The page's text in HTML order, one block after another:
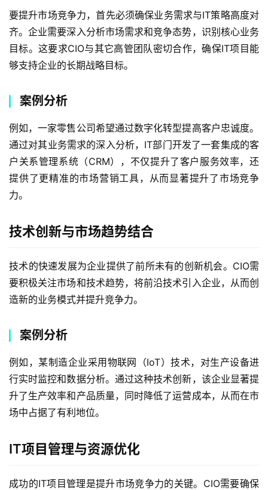
要提升市场竞争力，首先必须确保业务需求与IT策略高度对
齐。企业需要深入分析市场需求和竞争态势，识别核心业务
目标。这要求CIO与其它高管团队密切合作，确保IT项目能
够支持企业的长期战略目标。
案例分析
例如，一家零售公司希望通过数字化转型提高客户忠诚度。
通过对其业务需求的深入分析，IT部门开发了一套集成的客
户关系管理系统（CRM），不仅提升了客户服务效率，还
提供了更精准的市场营销工具，从而显著提升了市场竞争
力。
技术创新与市场趋势结合
技术的快速发展为企业提供了前所未有的创新机会。CIO需
要积极关注市场和技术趋势，将前沿技术引入企业，从而创
造新的业务模式并提升竞争力。
案例分析
例如，某制造企业采用物联网（IoT）技术，对生产设备进
行实时监控和数据分析。通过这种技术创新，该企业显著提
升了生产效率和产品质量，同时降低了运营成本，从而在市
场中占据了有利地位。
IT项目管理与资源优化
成功的IT项目管理是提升市场竞争力的关键。CIO需要确保